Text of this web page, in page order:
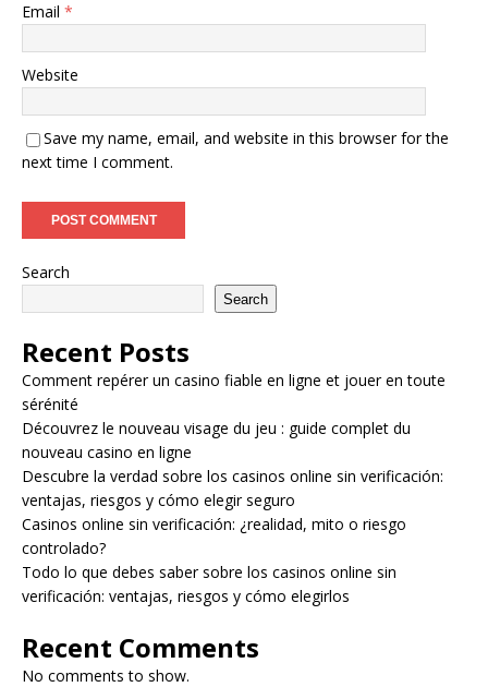
Email *
Website
Save my name, email, and website in this browser for the
next time I comment.
Search
Search
Recent Posts
Comment repérer un casino fiable en ligne et jouer en toute
sérénité
Découvrez le nouveau visage du jeu : guide complet du
nouveau casino en ligne
Descubre la verdad sobre los casinos online sin verificación:
ventajas, riesgos y cómo elegir seguro
Casinos online sin verificación: ¿realidad, mito o riesgo
controlado?
Todo lo que debes saber sobre los casinos online sin
verificación: ventajas, riesgos y cómo elegirlos
Recent Comments
No comments to show.